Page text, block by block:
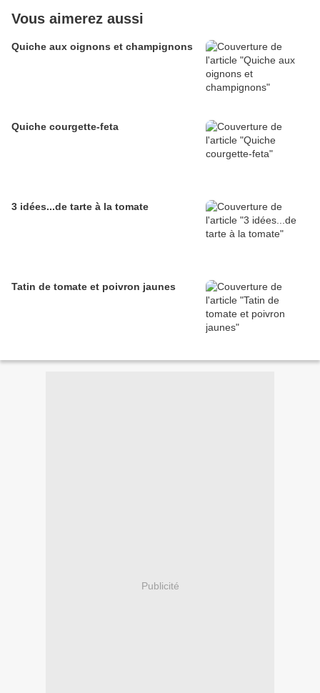
Vous aimerez aussi
Quiche aux oignons et champignons
Quiche courgette-feta
3 idées...de tarte à la tomate
Tatin de tomate et poivron jaunes
Publicité